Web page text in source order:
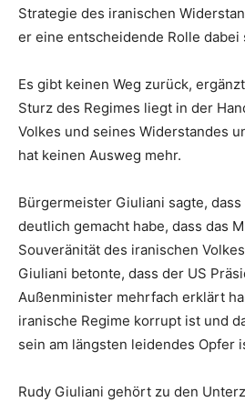
Strategie des iranischen
er eine entscheidende Rolle dabei
Es gibt keinen Weg zurück,
Sturz des Regimes liegt in der
Volkes und seines Widerstandes
hat keinen Ausweg mehr.
Bürgermeister Giuliani sagte,
deutlich gemacht habe, dass das
Souveränität des iranischen
Giuliani betonte, dass der US
Außenminister mehrfach erklärt
iranische Regime korrupt ist und
sein am längsten leidendes Opfer
Rudy Giuliani gehört zu den